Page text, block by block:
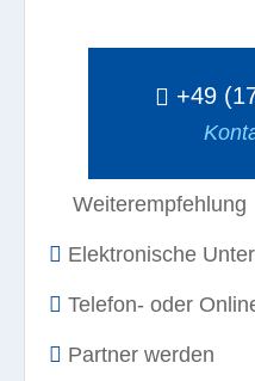
+49
Weiterempfehlung
Elektronische
Telefon- oder
Partner werden